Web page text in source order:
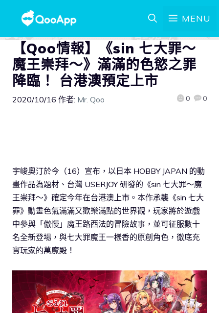
MENU
【Qoo情報】《sin 七大罪～
魔王崇拜～》滿滿的色慾之罪
降臨！ 台港澳預定上市
2020/10/16 作者: Mr. Qoo 0 0
宇峻奧汀於今（16）宣布，以日本 HOBBY JAPAN 的動
畫作品為題材、台灣 USERJOY 研發的《sin 七大罪～魔
王崇拜～》確定今年在台港澳上市。本作承襲《sin 七大
罪》動畫色氣滿滿又歡樂滿點的世界觀，玩家將於遊戲
中參與「傲慢」魔王路西法的冒險故事，並可征服數十
名全新登場，與七大罪魔王一樣香的原創角色，徹底充
實玩家的萬魔殿！